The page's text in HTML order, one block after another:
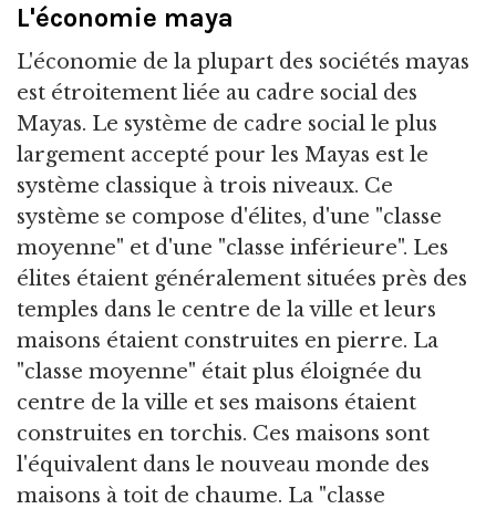
L'économie maya
L'économie de la plupart des sociétés mayas
est étroitement liée au cadre social des
Mayas. Le système de cadre social le plus
largement accepté pour les Mayas est le
système classique à trois niveaux. Ce
système se compose d'élites, d'une "classe
moyenne" et d'une "classe inférieure". Les
élites étaient généralement situées près des
temples dans le centre de la ville et leurs
maisons étaient construites en pierre. La
"classe moyenne" était plus éloignée du
centre de la ville et ses maisons étaient
construites en torchis. Ces maisons sont
l'équivalent dans le nouveau monde des
maisons à toit de chaume. La "classe